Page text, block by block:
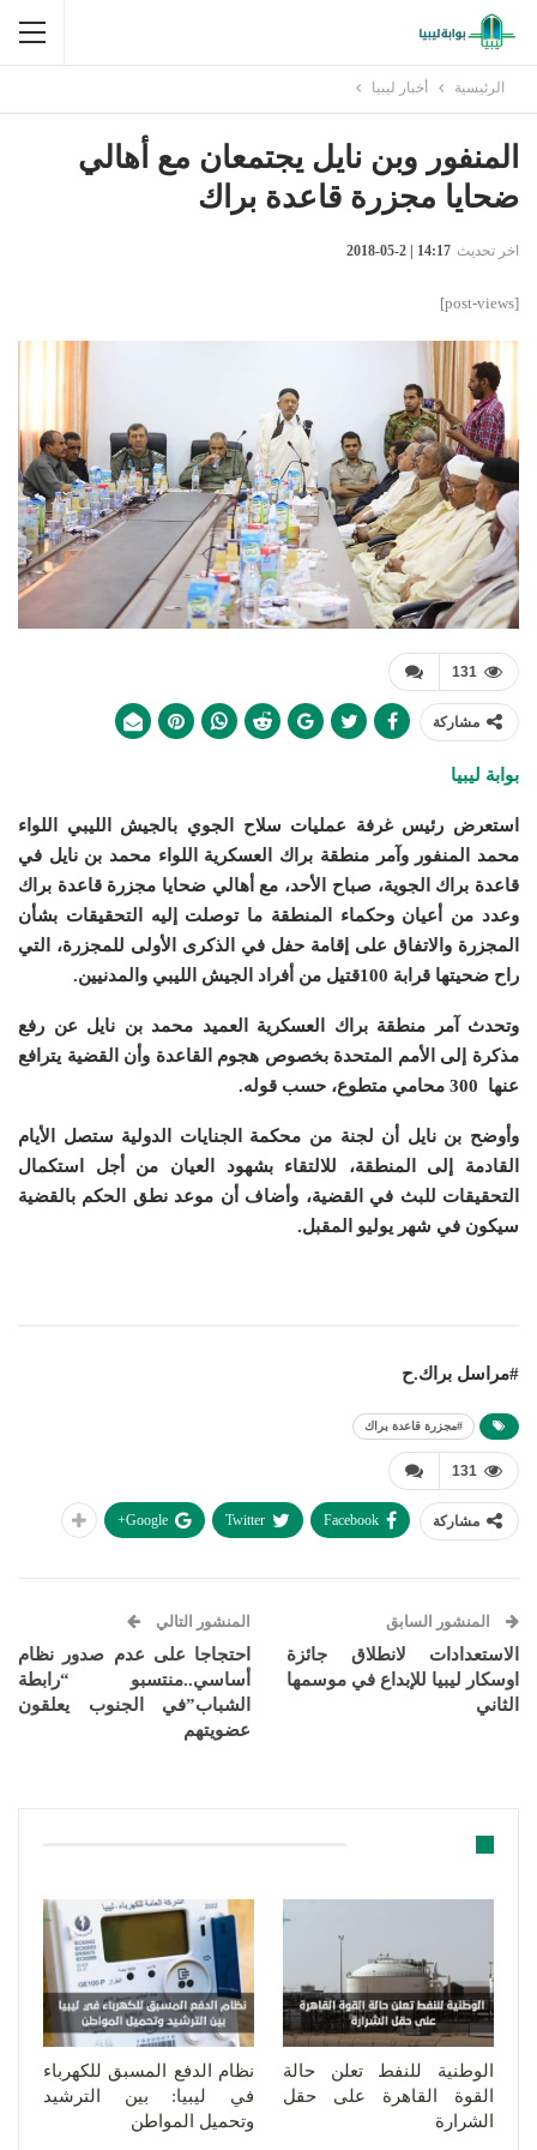
الرئيسية أخبار ليبيا
المنفور وبن نايل يجتمعان مع أهالي
ضحايا مجزرة قاعدة براك
اخر تحديث 14:17 | 2-05-2018
[post-views]
131
مشاركة
بوابة ليبيا
استعرض رئيس غرفة عمليات سلاح الجوي بالجيش الليبي اللواء
محمد المنفور وآمر منطقة براك العسكرية اللواء محمد بن نايل في
قاعدة براك الجوية، صباح الأحد، مع أهالي ضحايا مجزرة قاعدة براك
وعدد من أعيان وحكماء المنطقة ما توصلت إليه التحقيقات بشأن
المجزرة والاتفاق على إقامة حفل في الذكرى الأولى للمجزرة، التي
راح ضحيتها قرابة 100قتيل من أفراد الجيش الليبي والمدنيين
.
وتحدث آمر منطقة براك العسكرية العميد محمد بن نايل عن رفع
مذكرة إلى الأمم المتحدة بخصوص هجوم القاعدة وأن القضية يترافع
عنها 300 محامي متطوع، حسب قوله.
وأوضح بن نايل أن لجنة من محكمة الجنايات الدولية ستصل الأيام
القادمة إلى المنطقة، للالتقاء بشهود العيان من أجل استكمال
التحقيقات للبث في القضية، وأضاف أن موعد نطق الحكم بالقضية
سيكون في شهر يوليو المقبل.
#مراسل براك.ح
#مجزرة قاعدة براك
131
مشاركة Facebook
Twitter
Google+
المنشور السابق
الاستعدادات لانطلاق جائزة
اوسكار ليبيا للإبداع في موسمها
الثاني
المنشور التالي
احتجاجا على عدم صدور نظام
أساسي..منتسبو “رابطة
الشباب”في الجنوب يعلقون
عضويتهم
الوطنية للنفط تعلن حالة
القوة القاهرة على حقل
الشرارة
نظام الدفع المسبق للكهرباء
في ليبيا: بين الترشيد
وتحميل المواطن